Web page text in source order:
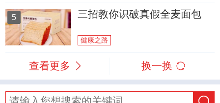
5 三招教你识破真假全麦面包
健康之路
查看更多 换一换